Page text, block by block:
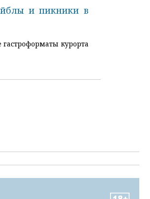
и пикники в
курорта